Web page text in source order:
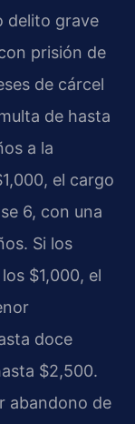
delito grave
prisión de
de cárcel
de hasta
a la
el cargo
6, con una
Si los
$1,000, el
doce
$2,500.
abandono de